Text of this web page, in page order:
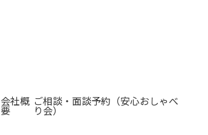
会社概
要
ご相談・面談予約（安心おしゃべ
り会）